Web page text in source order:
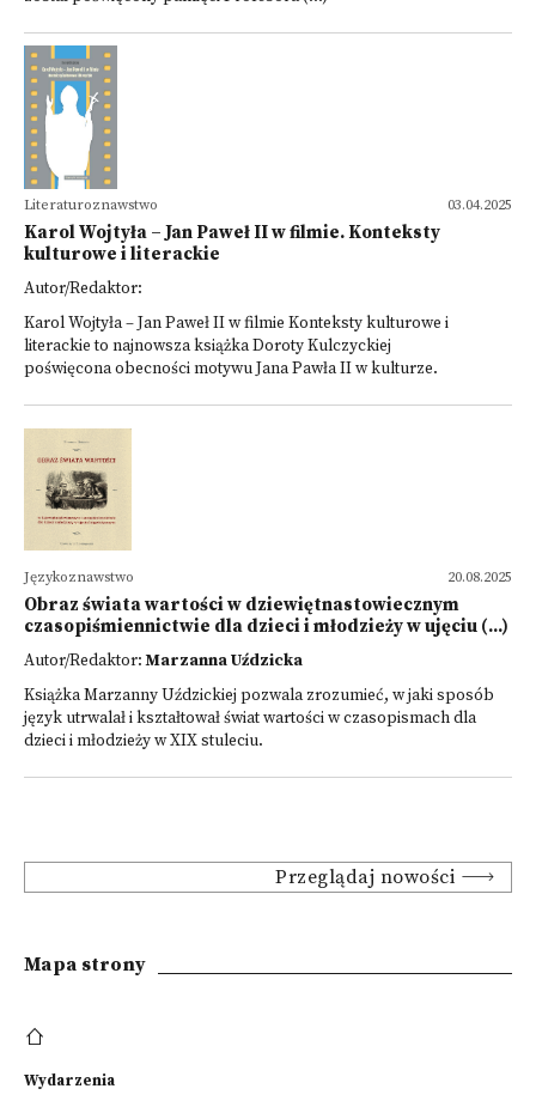
03.04.2025
Literaturoznawstwo
Karol Wojtyła – Jan Paweł II w filmie. Konteksty
kulturowe i literackie
Autor/Redaktor:
Karol Wojtyła – Jan Paweł II w filmie Konteksty kulturowe i
literackie to najnowsza książka Doroty Kulczyckiej
poświęcona obecności motywu Jana Pawła II w kulturze.
20.08.2025
Językoznawstwo
Obraz świata wartości w dziewiętnastowiecznym
czasopiśmiennictwie dla dzieci i młodzieży w ujęciu (...)
Autor/Redaktor:Marzanna Uździcka
Książka Marzanny Uździckiej pozwala zrozumieć, w jaki sposób
język utrwalał i kształtował świat wartości w czasopismach dla
dzieci i młodzieży w XIX stuleciu.
Przeglądaj nowości
Mapa strony
Wydarzenia